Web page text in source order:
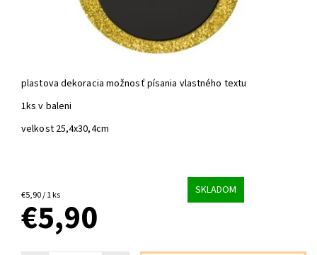
plastova dekoracia možnosť písania vlastného textu
1ks v baleni
velkost 25,4x30,4cm
€5,90 / 1 ks SKLADOM
€5,90